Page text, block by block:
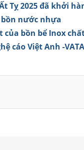
Tỵ 2025 đã khởi
nước nhựa
của bồn bể Inox
cáo Việt Anh -